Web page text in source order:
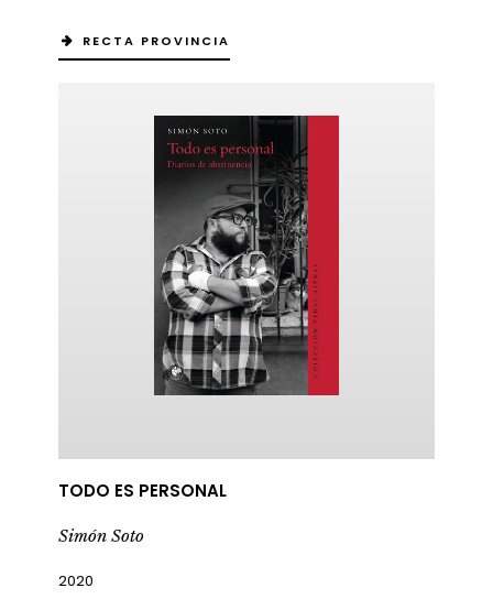
RECTA PROVINCIA
TODO ES PERSONAL
Simón Soto
2020